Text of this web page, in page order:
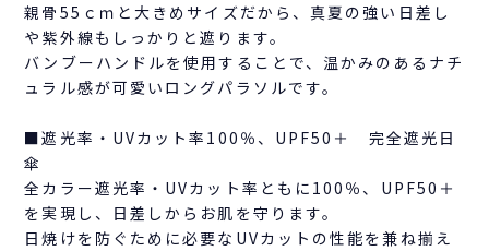
親骨55ｃｍと大きめサイズだから、真夏の強い日差し
や紫外線もしっかりと遮ります。
バンブーハンドルを使用することで、温かみのあるナチ
ュラル感が可愛いロングパラソルです。
■遮光率・UVカット率100％、UPF50＋ 完全遮光日
傘
全カラー遮光率・UVカット率ともに100％、UPF50＋
を実現し、日差しからお肌を守ります。
日焼けを防ぐために必要なUVカットの性能を兼ね揃え